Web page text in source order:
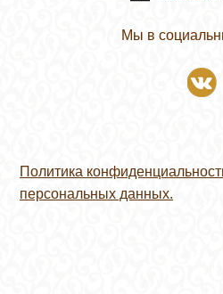
Мы в
Политика
персональных данных.